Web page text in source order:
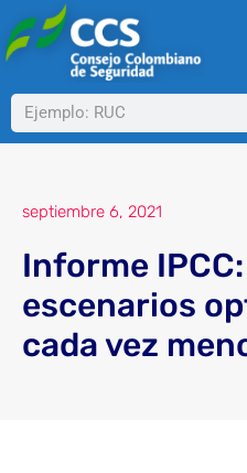
al
contenido
Buscar
septiembre 6, 2021
Informe
escenarios
cada vez